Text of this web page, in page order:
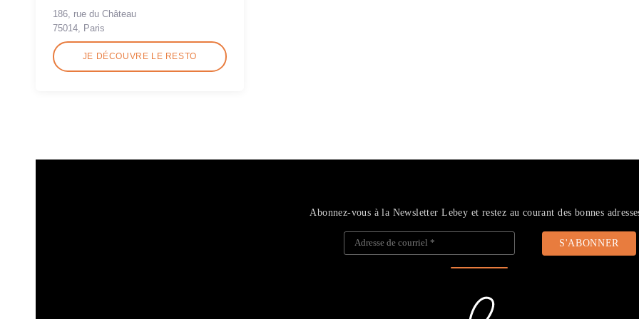
186, rue du Château
75014, Paris
JE DÉCOUVRE LE RESTO
Abonnez-vous à la Newsletter Lebey et restez au courant des bonnes
Adresse de courriel*